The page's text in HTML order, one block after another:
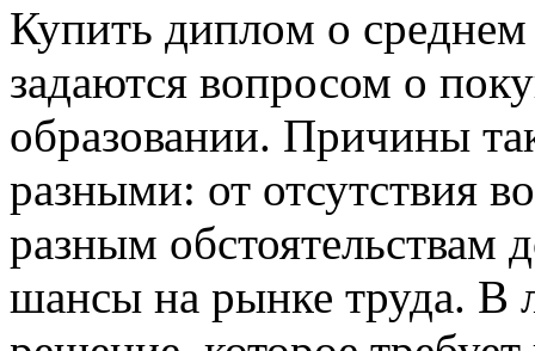
Купить диплoм o
задаются вопросом о
образовании. Причины
разными: от отсутствия
разным обстоятельствам
шансы на рынке труда. В